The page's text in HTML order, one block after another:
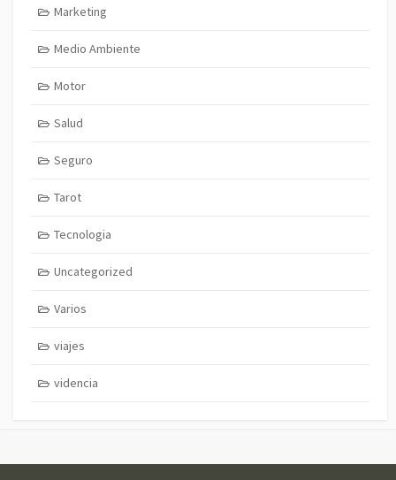
Marketing
Medio Ambiente
Motor
Salud
Seguro
Tarot
Tecnologia
Uncategorized
Varios
viajes
videncia